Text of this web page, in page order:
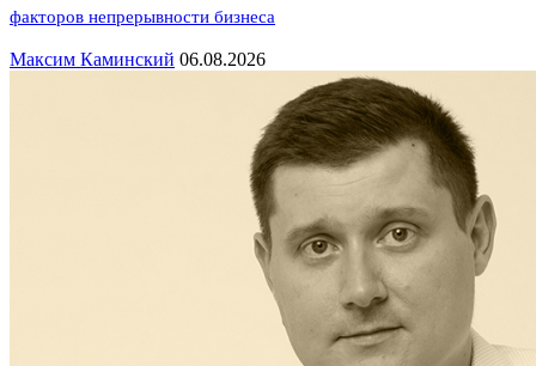
факторов непрерывности бизнеса
Максим Каминский 06.08.2026